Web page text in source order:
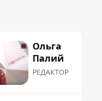
Ольга
Палий
РЕДАКТОР